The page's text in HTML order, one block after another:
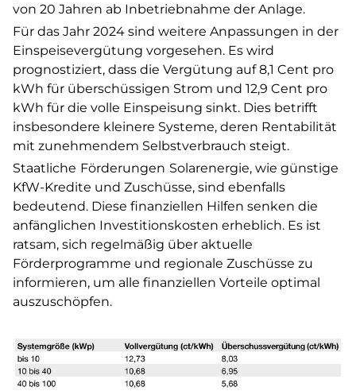
von 20 Jahren ab Inbetriebnahme der Anlage.
Für das Jahr 2024 sind weitere Anpassungen in der
Einspeisevergütung vorgesehen. Es wird
prognostiziert, dass die Vergütung auf 8,1 Cent pro
kWh für überschüssigen Strom und 12,9 Cent pro
kWh für die volle Einspeisung sinkt. Dies betrifft
insbesondere kleinere Systeme, deren Rentabilität
mit zunehmendem Selbstverbrauch steigt.
Staatliche Förderungen Solarenergie, wie günstige
KfW-Kredite und Zuschüsse, sind ebenfalls
bedeutend. Diese finanziellen Hilfen senken die
anfänglichen Investitionskosten erheblich. Es ist
ratsam, sich regelmäßig über aktuelle
Förderprogramme und regionale Zuschüsse zu
informieren, um alle finanziellen Vorteile optimal
auszuschöpfen.